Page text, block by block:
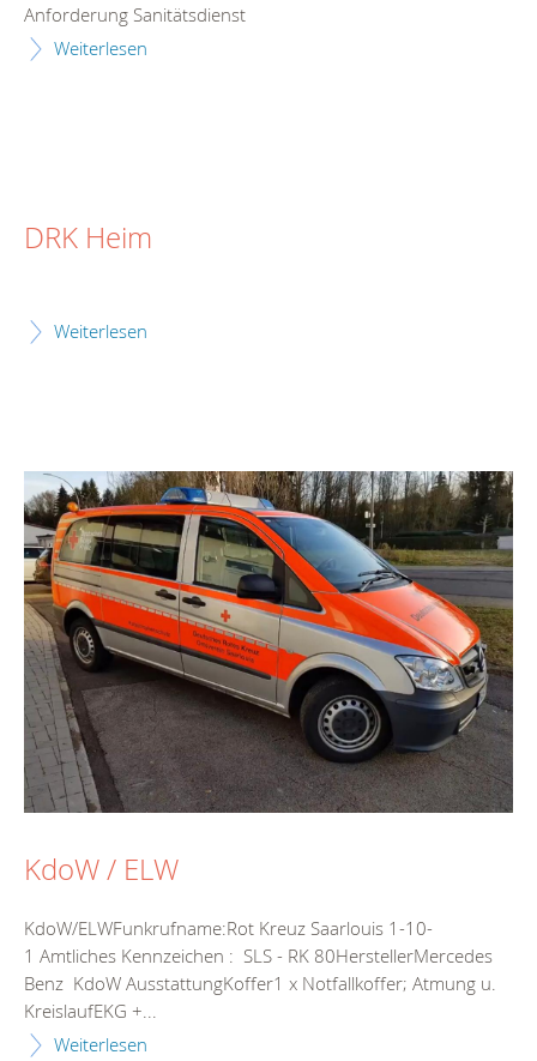
Anforderung Sanitätsdienst
Weiterlesen
DRK Heim
Weiterlesen
KdoW / ELW
KdoW/ELWFunkrufname:Rot Kreuz Saarlouis 1-10-
1 Amtliches Kennzeichen : SLS - RK 80HerstellerMercedes
Benz KdoW AusstattungKoffer1 x Notfallkoffer; Atmung u.
KreislaufEKG +...
Weiterlesen